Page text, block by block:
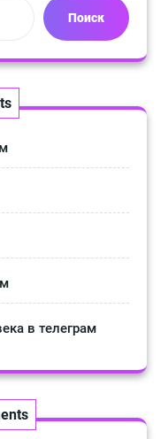
Поиск
в телеграм